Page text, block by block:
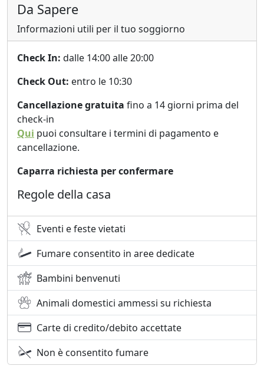
Da Sapere
Informazioni utili per il tuo soggiorno
Check In: dalle 14:00 alle 20:00
Check Out: entro le 10:30
Cancellazione gratuita fino a 14 giorni prima del
check-in
Qui puoi consultare i termini di pagamento e
cancellazione.
Caparra richiesta per confermare
Regole della casa
Eventi e feste vietati
Fumare consentito in aree dedicate
Bambini benvenuti
Animali domestici ammessi su richiesta
Carte di credito/debito accettate
Non è consentito fumare